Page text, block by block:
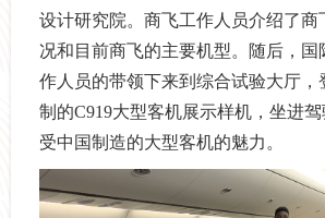
设计研究院。商飞工作人员介绍了商
况和目前商飞的主要机型。随后，国
作人员的带领下来到综合试验大厅，
制的C919大型客机展示样机，坐进
受中国制造的大型客机的魅力。